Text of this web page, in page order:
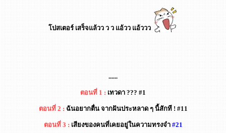
โปสเตอร์ เสร็จแล้วว ว ว แอ้วว แอ้ววว
......
ตอนที่ 1 : เทวดา ??? #1
ตอนที่ 2 : ฉันอยากตื่น จากฝันประหลาด ๆ นี้สักที ! #11
ตอนที่ 3 : เสียงของคนที่เคยอยู่ในความทรงจำ #21